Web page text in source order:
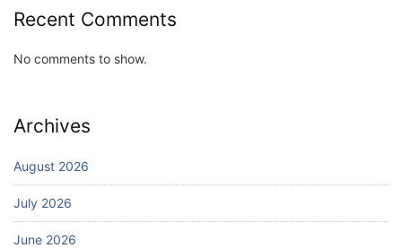
Recent Comments
No comments to show.
Archives
August 2026
July 2026
June 2026